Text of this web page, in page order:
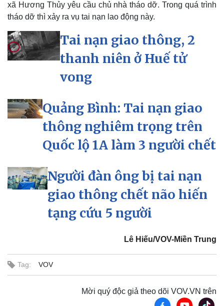
Kinh tế
Bất động sản
Khởi nghiệp
Thị trường
Giá vàng
Tiêu dùng
Tỷ giá
Chứng khoán
xã Hương Thủy yêu cầu chủ nhà tháo dỡ. Trong quá trình
tháo dỡ thì xảy ra vụ tai nạn lao động này.
Tai nạn giao thông, 2
thanh niên ở Huế tử
vong
Quảng Bình: Tai nạn giao
thông nghiêm trọng trên
Quốc lộ 1A làm 3 người chết
Người đàn ông bị tai nạn
giao thông chết não hiến
tạng cứu 5 người
Lê Hiếu/VOV-Miền Trung
Tag: VOV
Mời quý độc giả theo dõi VOV.VN trên